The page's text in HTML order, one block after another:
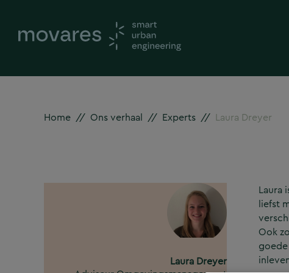
Home // Ons verhaal // Experts // Laura Dreyer
Laura
liefst
Ook
Laura Dreyer